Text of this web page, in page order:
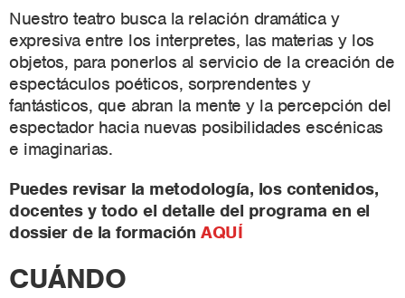
Nuestro teatro busca la relación dramática y
expresiva entre los interpretes, las materias y los
objetos, para ponerlos al servicio de la creación de
espectáculos poéticos, sorprendentes y
fantásticos, que abran la mente y la percepción del
espectador hacia nuevas posibilidades escénicas
e imaginarias.
Puedes revisar la metodología, los contenidos,
docentes y todo el detalle del programa en el
dossier de la formación AQUÍ
CUÁNDO